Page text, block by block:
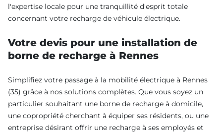
l'expertise locale pour une tranquillité d'esprit totale
concernant votre recharge de véhicule électrique.
Votre devis pour une installation de
borne de recharge à Rennes
Simplifiez votre passage à la mobilité électrique à Rennes
(35) grâce à nos solutions complètes. Que vous soyez un
particulier souhaitant une borne de recharge à domicile,
une copropriété cherchant à équiper ses résidents, ou une
entreprise désirant offrir une recharge à ses employés et